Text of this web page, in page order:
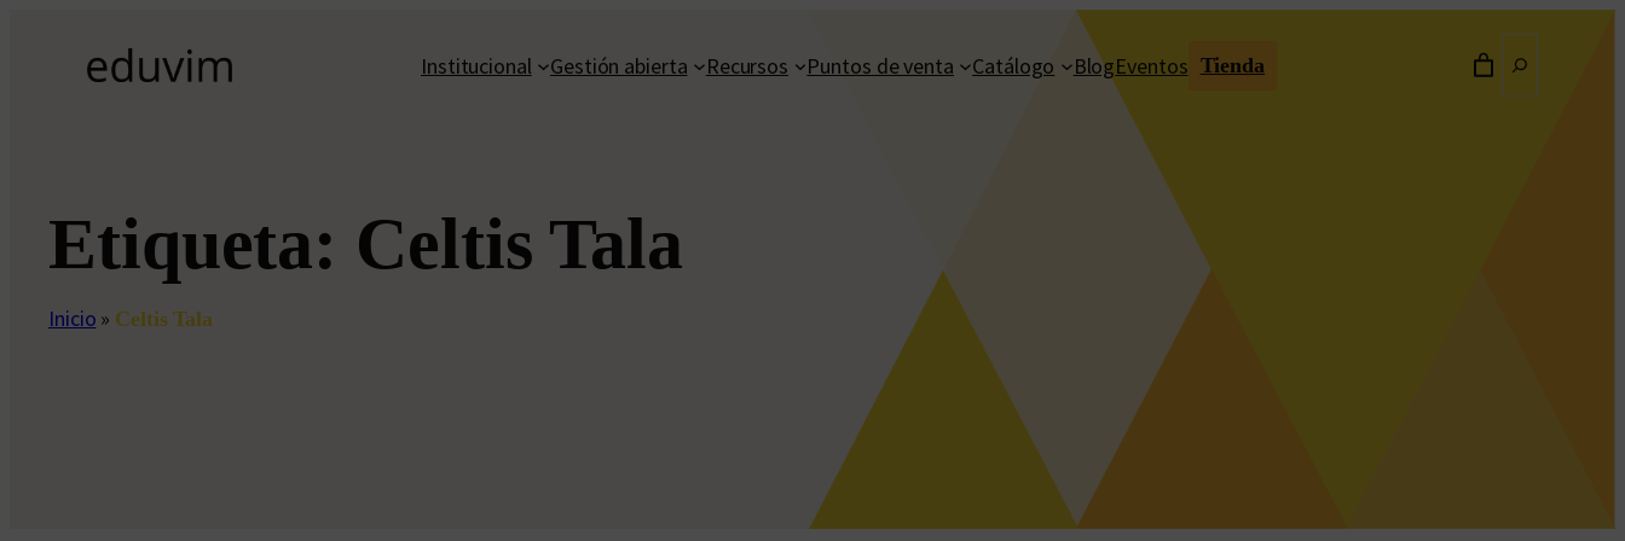
contenido
Institucional Gestión abierta Recursos Puntos de venta Catálogo BlogEventos Tienda
Etiqueta: Celtis Tala
Inicio » Celtis Tala